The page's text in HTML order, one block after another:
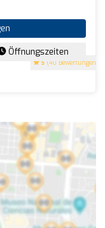
5 (40 Bewertungen)
Öffnungszeiten